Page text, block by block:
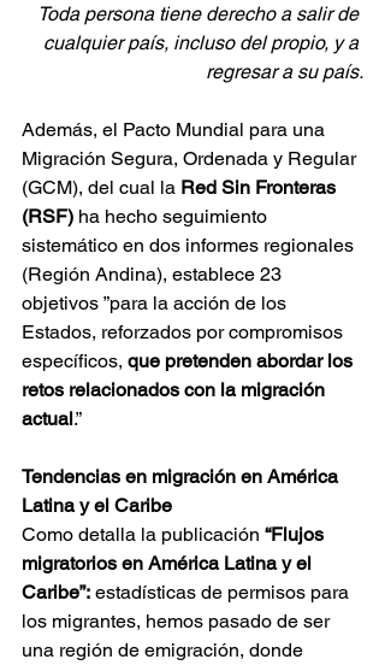
Toda persona tiene derecho a salir de
cualquier país, incluso del propio, y a
regresar a su país.
Además, el Pacto Mundial para una
Migración Segura, Ordenada y Regular
(GCM), del cual la Red Sin Fronteras
(RSF) ha hecho seguimiento
sistemático en dos informes regionales
(Región Andina), establece 23
objetivos ”para la acción de los
Estados, reforzados por compromisos
específicos, que pretenden abordar los
retos relacionados con la migración
actual.”
Tendencias en migración en América
Latina y el Caribe
Como detalla la publicación “Flujos
migratorios en América Latina y el
Caribe”: estadísticas de permisos para
los migrantes, hemos pasado de ser
una región de emigración, donde